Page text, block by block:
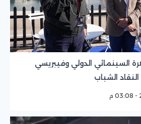
السينمائي الدولي وفيبريسي
الشباب